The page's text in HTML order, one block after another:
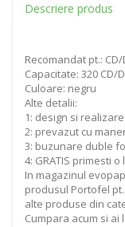
Descriere produs
Recomandat pt.: CD/
Capacitate: 320 CD/
Culoare: negru
Alte detalii:
1: design si
2: prevazut cu
3: buzunare duble
4: GRATIS primesti
In magazinul
produsul Portofel pt.
alte produse din
Cumpara acum si